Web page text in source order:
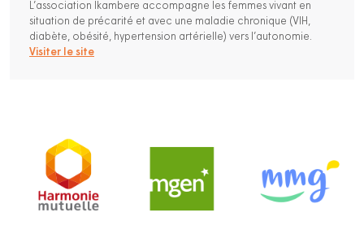
L’association Ikambere accompagne les femmes vivant en
situation de précarité et avec une maladie chronique (VIH,
diabète, obésité, hypertension artérielle) vers l’autonomie.
Visiter le site